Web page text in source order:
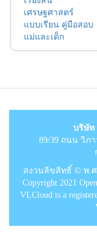
เศรษฐศาสตร์
แบบเรียน คู่มือสอบ
แม่และเด็ก
บริษัท
89/39 ถนน วิภ
สงวนลิขสิทธิ์ © พ.ศ.
Copyright 2021
VLCloud is a